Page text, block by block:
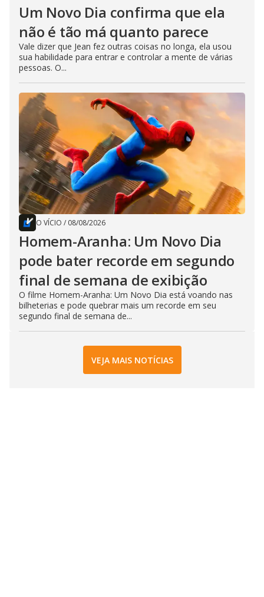
Um Novo Dia confirma que ela
não é tão má quanto parece
Vale dizer que Jean fez outras coisas no longa, ela usou
sua habilidade para entrar e controlar a mente de várias
pessoas. O...
O VÍCIO / 08/08/2026
Homem-Aranha: Um Novo Dia
pode bater recorde em segundo
final de semana de exibição
O filme Homem-Aranha: Um Novo Dia está voando nas
bilheterias e pode quebrar mais um recorde em seu
segundo final de semana de...
VEJA MAIS NOTÍCIAS